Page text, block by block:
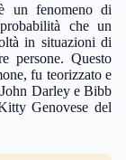
un fenomeno di
che un
in situazioni di
persone. Questo
fu teorizzato e
Darley e Bibb
Genovese del